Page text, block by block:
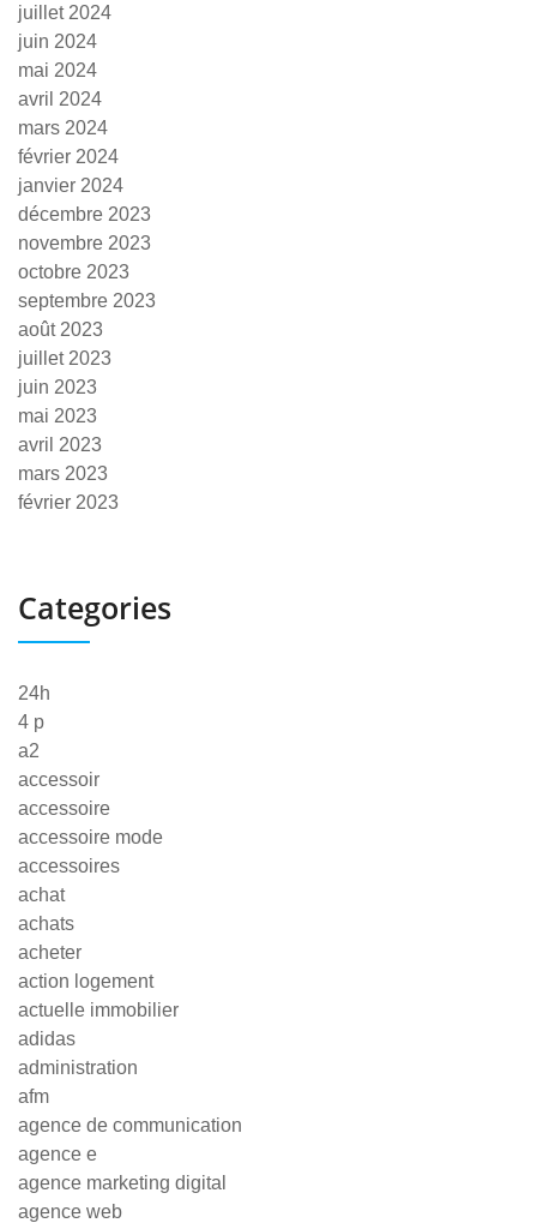
juillet 2024
juin 2024
mai 2024
avril 2024
mars 2024
février 2024
janvier 2024
décembre 2023
novembre 2023
octobre 2023
septembre 2023
août 2023
juillet 2023
juin 2023
mai 2023
avril 2023
mars 2023
février 2023
Categories
24h
4 p
a2
accessoir
accessoire
accessoire mode
accessoires
achat
achats
acheter
action logement
actuelle immobilier
adidas
administration
afm
agence de communication
agence e
agence marketing digital
agence web